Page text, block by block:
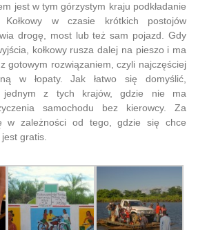
jest w tym górzystym kraju podkładanie
Kołkowy w czasie krótkich postojów
drogę, most lub też sam pojazd. Gdy
kołkowy rusza dalej na pieszo i ma
gotowym rozwiązaniem, czyli najczęściej
w łopaty. Jak łatwo się domyślić,
jednym z tych krajów, gdzie nie ma
samochodu bez kierowcy. Za
w zależności od tego, gdzie się chce
gratis.